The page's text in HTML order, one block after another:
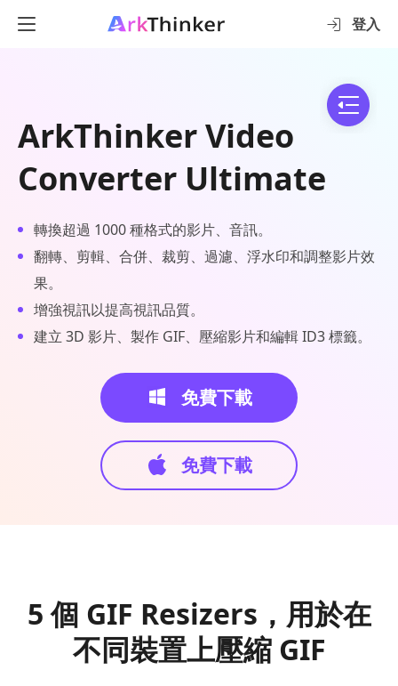
登入
ArkThinker Video
Converter Ultimate
轉換超過 1000 種格式的影片、音訊。
翻轉、剪輯、合併、裁剪、過濾、浮水印和調整影片效
果。
增強視訊以提高視訊品質。
建立 3D 影片、製作 GIF、壓縮影片和編輯 ID3 標籤。
免費下載
免費下載
5 個 GIF Resizers，用於在
不同裝置上壓縮 GIF